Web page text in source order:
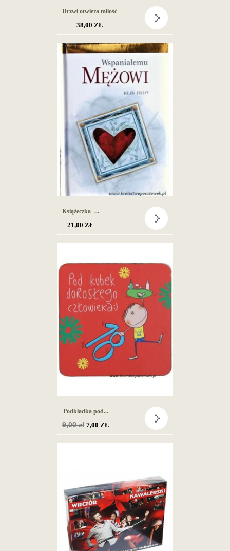
Drzwi otwiera miłość
38,00 ZŁ
Książeczka -...
21,00 ZŁ
Podkładka pod...
Cena
9,00 zł 7,00 ZŁ